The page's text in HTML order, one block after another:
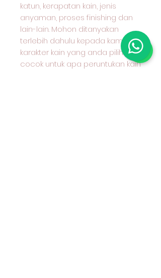
katun, kerapatan kain, jenis
anyaman, proses finishing dan
lain-lain. Mohon ditanyakan
terlebih dahulu kepada kami
karakter kain yang anda pilih dan
cocok untuk apa peruntukan kain